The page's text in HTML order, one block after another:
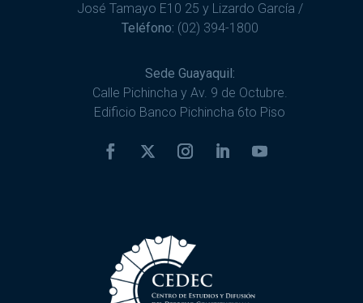
José Tamayo E10 25 y Lizardo García /
Teléfono: (02) 394-1800
Sede Guayaquil:
Calle Pichincha y Av. 9 de Octubre.
Edificio Banco Pichincha 6to Piso